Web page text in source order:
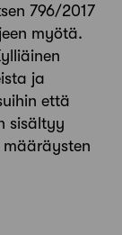
796/2017
myötä.
ja
että
sisältyy
määräysten